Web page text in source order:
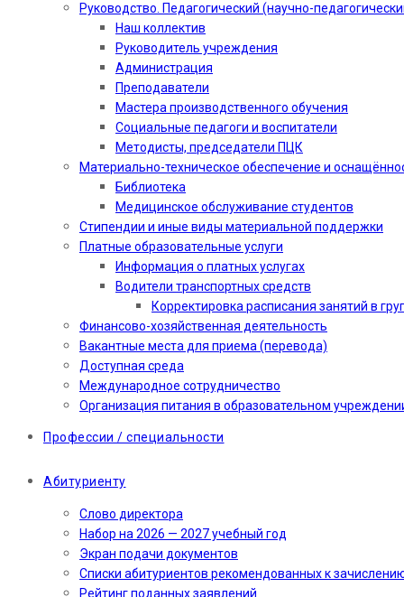
Руководство. Педагогический (научно-
Наш коллектив
Руководитель учреждения
Администрация
Преподаватели
Мастера производственного обучения
Социальные педагоги и воспитатели​
Методисты, председатели ПЦК
Материально-техническое обеспечение и
Библиотека
Медицинское обслуживание студентов
Стипендии и иные виды материальной поддержки
Платные образовательные услуги
Информация о платных услугах
Водители транспортных средств
Корректировка расписания занятий в
Финансово-хозяйственная деятельность
Вакантные места для приема (перевода)
Доступная среда
Международное сотрудничество
Организация питания в образовательном
Профессии / специальности
Абитуриенту
Слово директора
Набор на 2026 — 2027 учебный год
Экран подачи документов
Cписки абитуриентов рекомендованных к
Рейтинг поданных заявлений